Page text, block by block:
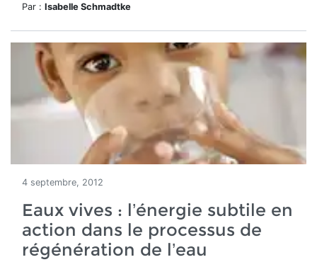
Par : Isabelle Schmadtke
4 septembre, 2012
Eaux vives : l’énergie subtile en
action dans le processus de
régénération de l’eau